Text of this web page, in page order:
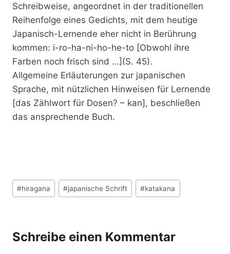
Schreibweise, angeordnet in der traditionellen
Reihenfolge eines Gedichts, mit dem heutige
Japanisch-Lernende eher nicht in Berührung
kommen: i-ro-ha-ni-ho-he-to [Obwohl ihre
Farben noch frisch sind …](S. 45).
Allgemeine Erläuterungen zur japanischen
Sprache, mit nützlichen Hinweisen für Lernende
[das Zählwort für Dosen? – kan], beschließen
das ansprechende Buch.
Schlagworte:
#hiragana #japanische Schrift #katakana
Schreibe einen Kommentar